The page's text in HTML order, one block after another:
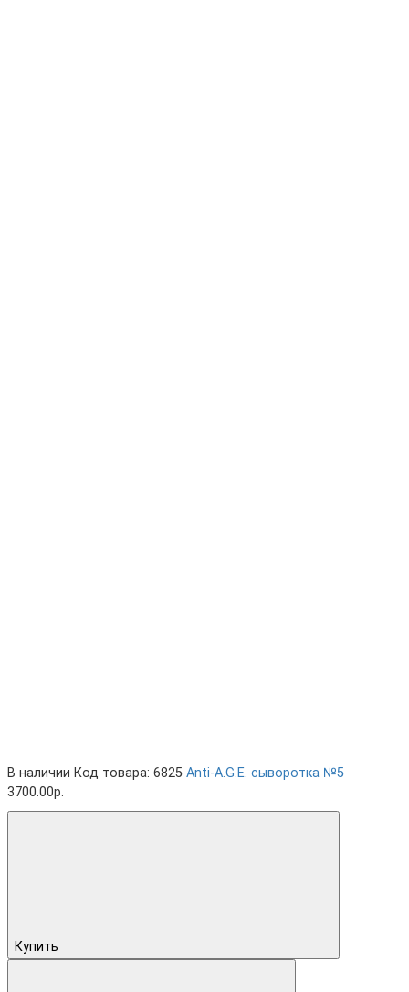
В наличии Код товара: 6825 Anti-A.G.E. cыворотка №5
3700.00р.
Купить